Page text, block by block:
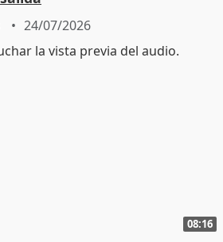
24/07/2026
08:16